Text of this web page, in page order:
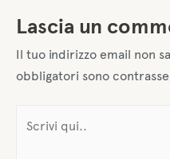
Lascia un
Il tuo indirizzo email non
obbligatori sono